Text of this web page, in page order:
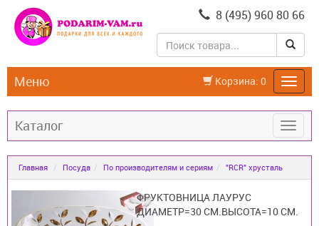
8 (495) 960 80 66
Корзина: 0
Меню
Каталог
Главная Посуда По производителям и сериям "RCR" хрусталь
ФРУКТОВНИЦА ЛАУРУС
ДИАМЕТР=30 СМ.ВЫСОТА=10 СМ.